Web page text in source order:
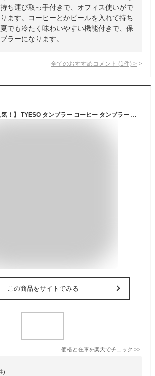
ち運び取っ手付きで、オフィス使いがで
ます。コーヒーとかビールを入れて持ち
でも冷たく味わいやすい機能付きで、保
ラーになります。
全てのおすすめコメント (1 件) >
【コーヒー派に大人気！】 TYESO タンブラー コーヒー タンブラー 蓋付き 持ち運び こぼれない コーヒー タンブラー TYESOタンブラー 保温 保冷 コーヒー タンブラー ミニボトル おしゃれ 飲みやすい コーヒー カップ オフィス 車
この商品をサイトでみる
価格と在庫を楽天でチェック >>
)